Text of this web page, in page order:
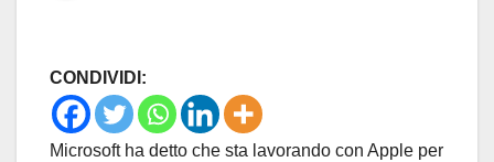
CONDIVIDI:
Microsoft ha detto che sta lavorando con Apple per